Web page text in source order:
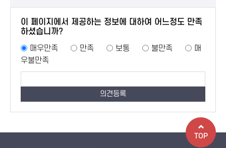
이 페이지에서 제공하는 정보에 대하여 어느정도 만족
하셨습니까?
매우만족
만족 보통 불만족
매
우불만족
TOP